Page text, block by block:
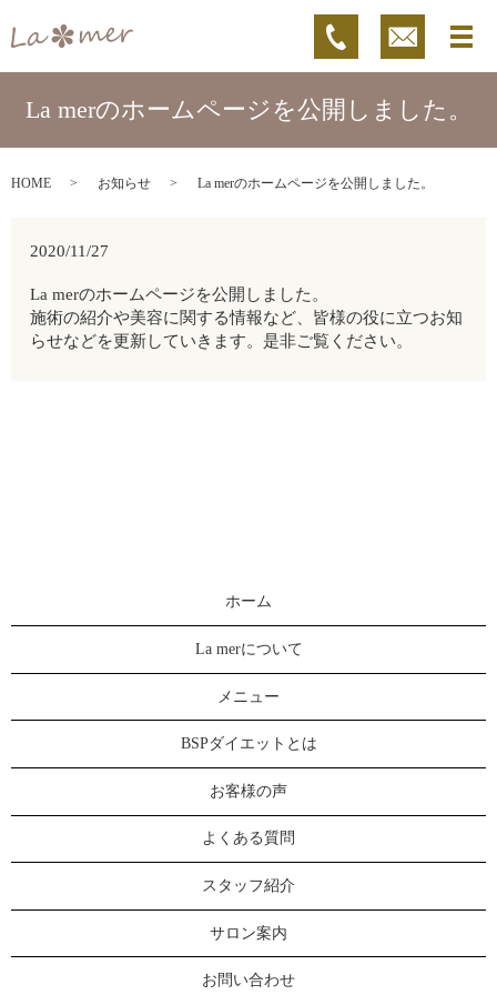
La merのホームページを公開しました。
HOME お知らせ La merのホームページを公開しました。
2020/11/27
La merのホームページを公開しました。
施術の紹介や美容に関する情報など、皆様の役に立つお知
らせなどを更新していきます。是非ご覧ください。
ホーム
La merについて
メニュー
BSPダイエットとは
お客様の声
よくある質問
スタッフ紹介
サロン案内
お問い合わせ